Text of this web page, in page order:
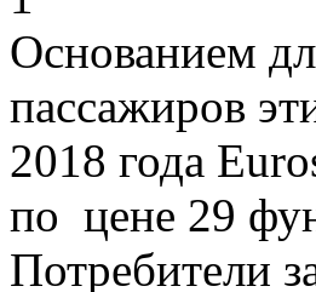
Основанием
пассажиров
2018 года
по цене 29
Потребители